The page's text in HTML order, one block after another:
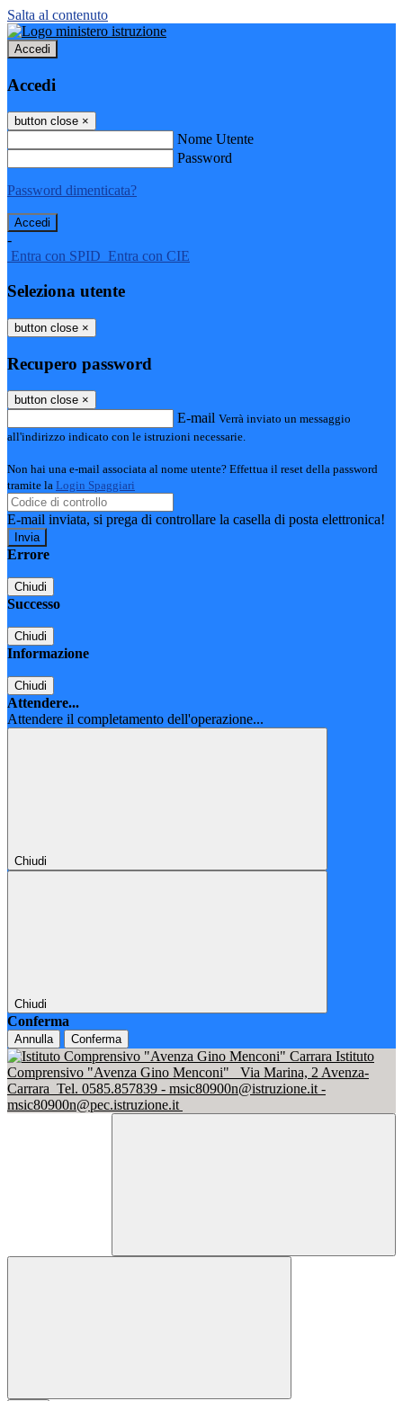
Salta al contenuto
Accedi
Accedi
button close ×
Nome Utente
Password
Password dimenticata?
-
Entra con SPID Entra con CIE
Seleziona utente
button close ×
Recupero password
button close ×
E-mail Verrà inviato un messaggio
all'indirizzo indicato con le istruzioni necessarie.
Non hai una e-mail associata al nome utente? Effettua il reset della password
tramite la Login Spaggiari
E-mail inviata, si prega di controllare la casella di posta elettronica!
Errore
Chiudi
Successo
Chiudi
Informazione
Chiudi
Attendere...
Attendere il completamento dell'operazione...
Chiudi
Chiudi
Conferma
Annulla Conferma
Istituto
Comprensivo "Avenza Gino Menconi"
Via Marina, 2 Avenza-
Carrara Tel. 0585.857839 - msic80900n@istruzione.it -
msic80900n@pec.istruzione.it